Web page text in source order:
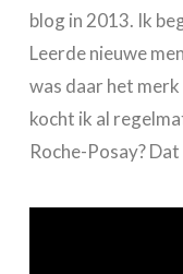
blog in 2013. Ik
Leerde nieuwe
was daar het merk
kocht ik al
Roche-Posay?